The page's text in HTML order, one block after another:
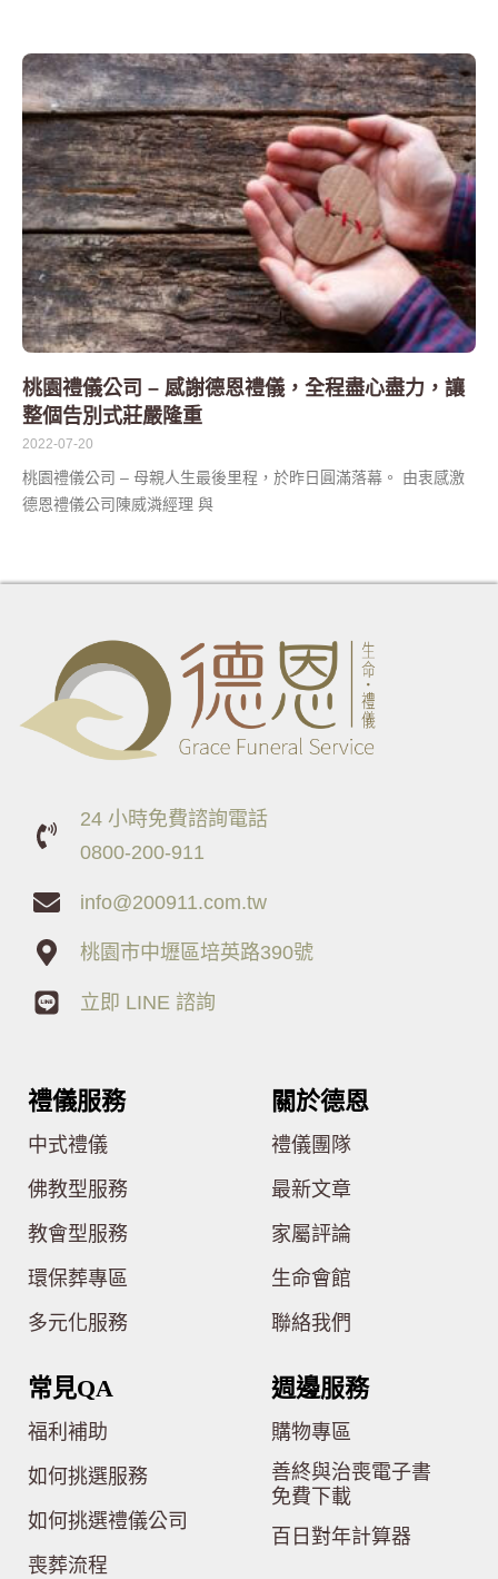
桃園禮儀公司 – 感謝德恩禮儀，全程盡心盡力，讓
整個告別式莊嚴隆重
2022-07-20
桃園禮儀公司 – 母親人生最後里程，於昨日圓滿落幕。 由衷感激
德恩禮儀公司陳威潾經理 與
24 小時免費諮詢電話
0800-200-911
info@200911.com.tw
桃園市中壢區培英路390號
立即 LINE 諮詢
禮儀服務
中式禮儀
佛教型服務
教會型服務
環保葬專區
多元化服務
關於德恩
禮儀團隊
最新文章
家屬評論
生命會館
聯絡我們
常見QA
福利補助
如何挑選服務
如何挑選禮儀公司
喪葬流程
週邊服務
購物專區
善終與治喪電子書
免費下載
百日對年計算器